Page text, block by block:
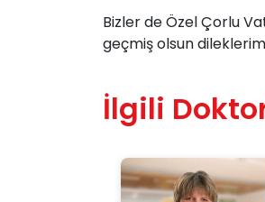
Bizler de Özel Çorlu
geçmiş olsun
İlgili